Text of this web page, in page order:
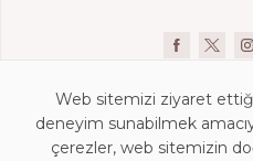
Web sitemizi ziyaret
deneyim sunabilmek
çerezler, web sitemizin